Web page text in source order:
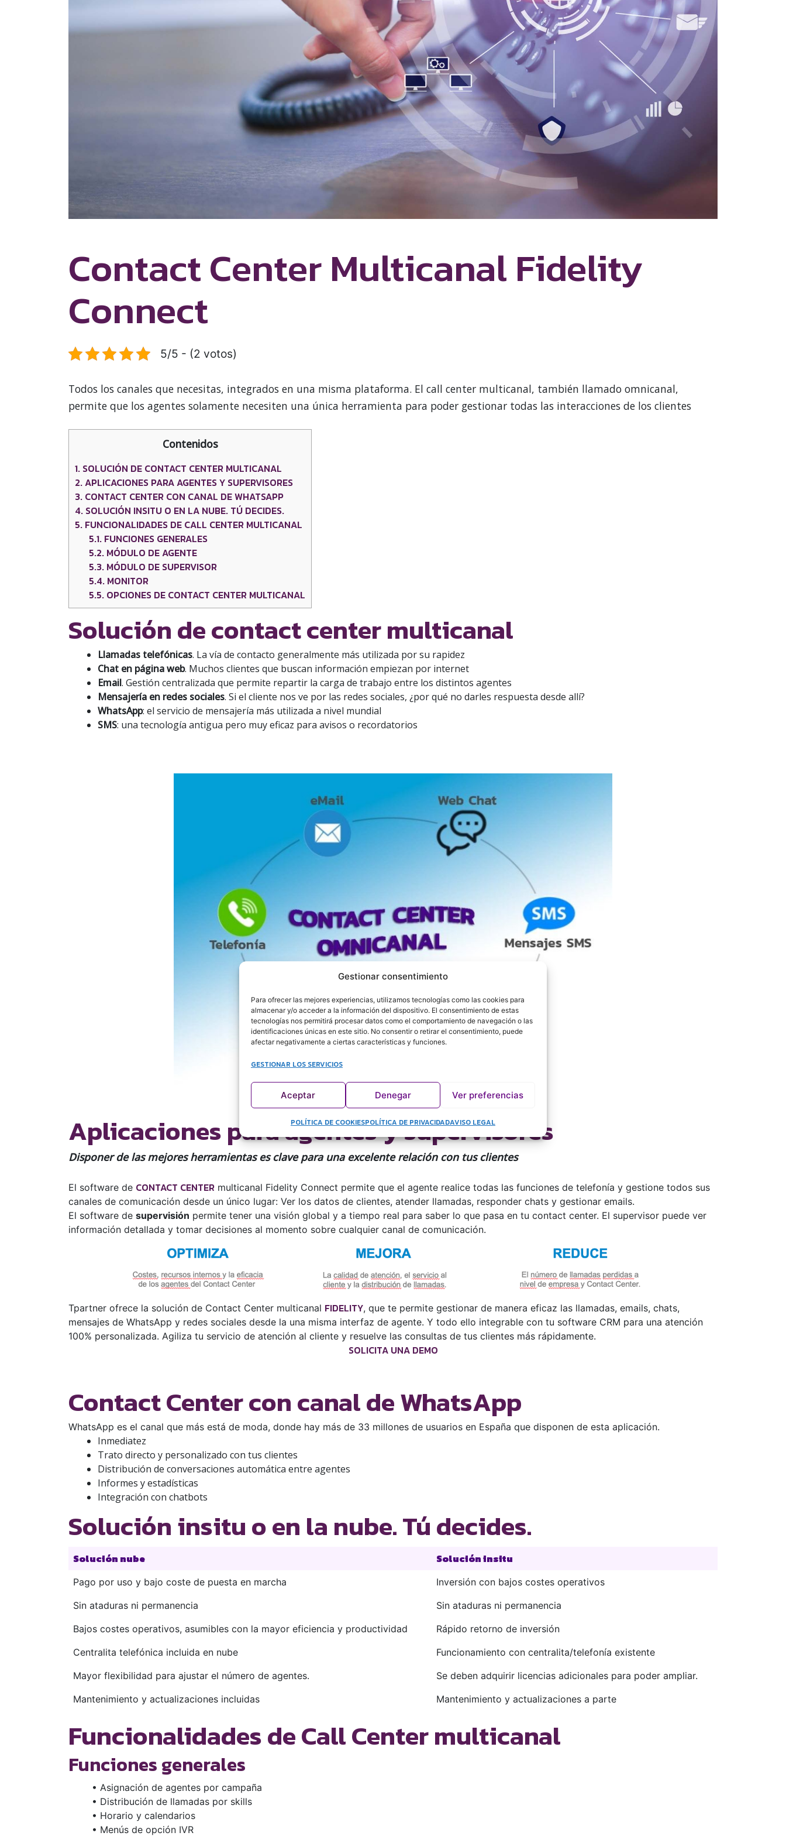
Gestionar consentimiento
Para ofrecer las mejores experiencias, utilizamos tecnologías como las cookies para
almacenar y/o acceder a la información del dispositivo. El consentimiento de estas
tecnologías nos permitirá procesar datos como el comportamiento de navegación o las
identificaciones únicas en este sitio. No consentir o retirar el consentimiento, puede
afectar negativamente a ciertas características y funciones.
GESTIONAR LOS SERVICIOS
Aceptar Denegar Ver preferencias
POLÍTICA DE COOKIESPOLÍTICA DE PRIVACIDADAVISO LEGAL
Contact Center Multicanal Fidelity
Connect
5/5 - (2 votos)
Todos los canales que necesitas, integrados en una misma plataforma. El call center multicanal, también llamado omnicanal,
permite que los agentes solamente necesiten una única herramienta para poder gestionar todas las interacciones de los clientes
Contenidos
1. SOLUCIÓN DE CONTACT CENTER MULTICANAL
2.APLICACIONES PARA AGENTES Y SUPERVISORES
3. CONTACT CENTER CON CANAL DE WHATSAPP
4. SOLUCIÓN INSITU O EN LA NUBE. TÚ DECIDES.
5. FUNCIONALIDADES DE CALL CENTER MULTICANAL
5.1. FUNCIONES GENERALES
5.2. MÓDULO DE AGENTE
5.3. MÓDULO DE SUPERVISOR
5.4. MONITOR
5.5. OPCIONES DE CONTACT CENTER MULTICANAL
Solución de contact center multicanal
Llamadas telefónicas. La vía de contacto generalmente más utilizada por su rapidez
Chat en página web. Muchos clientes que buscan información empiezan por internet
Email. Gestión centralizada que permite repartir la carga de trabajo entre los distintos agentes
Mensajería en redes sociales. Si el cliente nos ve por las redes sociales, ¿por qué no darles respuesta desde allí?
WhatsApp: el servicio de mensajería más utilizada a nivel mundial
SMS: una tecnología antigua pero muy eficaz para avisos o recordatorios
Aplicaciones para agentes y supervisores
Disponer de las mejores herramientas es clave para una excelente relación con tus clientes
El software de CONTACT CENTER multicanal Fidelity Connect permite que el agente realice todas las funciones de telefonía y gestione todos sus
canales de comunicación desde un único lugar: Ver los datos de clientes, atender llamadas, responder chats y gestionar emails.
El software de supervisión permite tener una visión global y a tiempo real para saber lo que pasa en tu contact center. El supervisor puede ver
información detallada y tomar decisiones al momento sobre cualquier canal de comunicación.
Tpartner ofrece la solución de Contact Center multicanal FIDELITY, que te permite gestionar de manera eficaz las llamadas, emails, chats,
mensajes de WhatsApp y redes sociales desde la una misma interfaz de agente. Y todo ello integrable con tu software CRM para una atención
100% personalizada. Agiliza tu servicio de atención al cliente y resuelve las consultas de tus clientes más rápidamente.
SOLICITA UNA DEMO
Contact Center con canal de WhatsApp
WhatsApp es el canal que más está de moda, donde hay más de 33 millones de usuarios en España que disponen de esta aplicación.
Inmediatez
Trato directo y personalizado con tus clientes
Distribución de conversaciones automática entre agentes
Informes y estadísticas
Integración con chatbots
Solución insitu o en la nube. Tú decides.
Solución nube Solución insitu
Pago por uso y bajo coste de puesta en marcha
Inversión con bajos costes operativos
Sin ataduras ni permanencia
Sin ataduras ni permanencia
Bajos costes operativos, asumibles con la mayor eficiencia y productividad
Rápido retorno de inversión
Centralita telefónica incluida en nube
Funcionamiento con centralita/telefonía existente
Mayor flexibilidad para ajustar el número de agentes.
Se deben adquirir licencias adicionales para poder ampliar.
Mantenimiento y actualizaciones incluidas
Mantenimiento y actualizaciones a parte
Funcionalidades de Call Center multicanal
Funciones generales
• Asignación de agentes por campaña
• Distribución de llamadas por skills
• Horario y calendarios
• Menús de opción IVR